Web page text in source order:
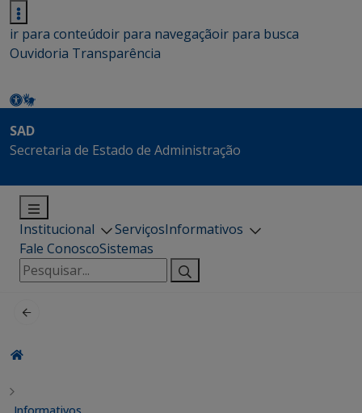
ir para conteúdoir para navegaçãoir para busca
Ouvidoria Transparência
SAD
Secretaria de Estado de Administração
Institucional ServiçosInformativos
Fale ConoscoSistemas
Pesquisar
por: